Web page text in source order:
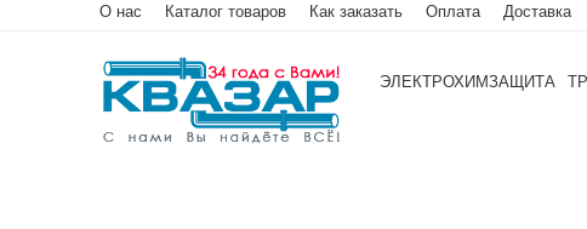
О нас Каталог товаров Как заказать Оплата Доставка
ЭЛЕКТРОХИМЗАЩИТА